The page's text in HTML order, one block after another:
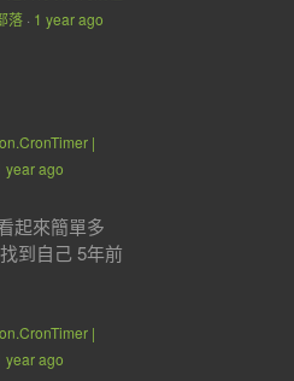
落 · 1 year ago
|
year ago
起來簡單多
到自己 5年前
|
year ago